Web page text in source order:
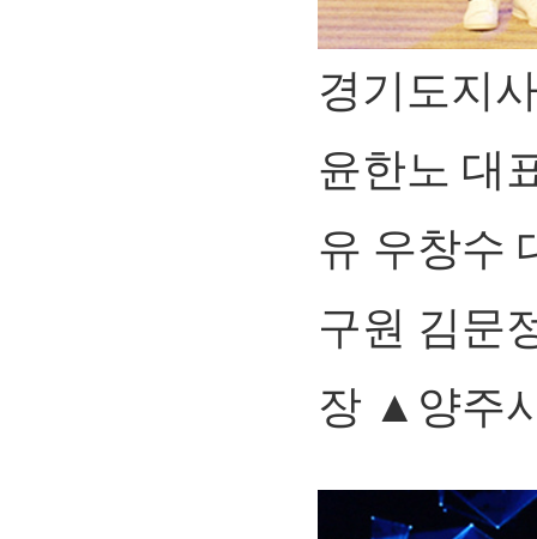
경기도지
윤한노 대
유 우창수
구원 김문
장 ▲양주